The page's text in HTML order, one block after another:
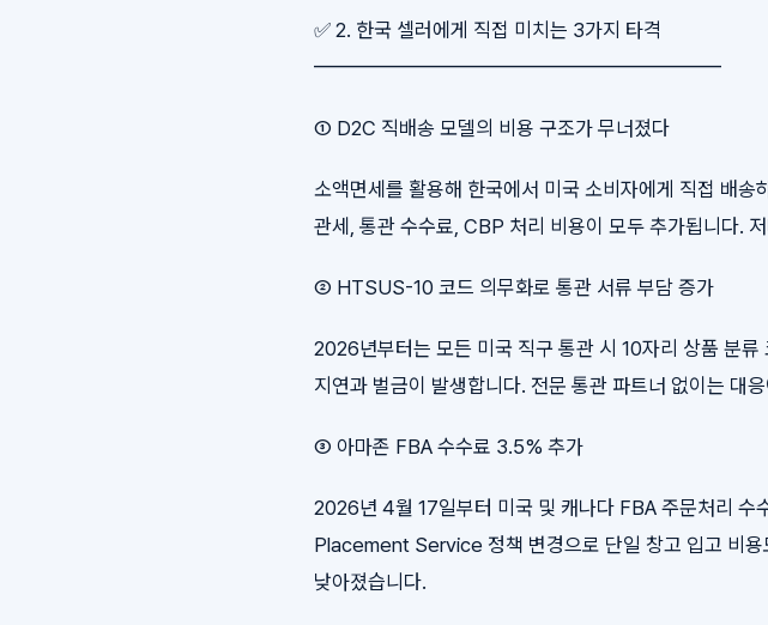
✅ 2. 한국 셀러에게 직접 미치는 3가지 타격
━━━━━━━━━━━━━━━━━━━━
① D2C 직배송 모델의 비용 구조가 무너졌다
소액면세를 활용해 한국에서 미국 소비자에게 직접 배송
관세, 통관 수수료, CBP 처리 비용이 모두 추가됩니다.
② HTSUS-10 코드 의무화로 통관 서류 부담 증가
2026년부터는 모든 미국 직구 통관 시 10자리 상품 분
지연과 벌금이 발생합니다. 전문 통관 파트너 없이는 대
③ 아마존 FBA 수수료 3.5% 추가
2026년 4월 17일부터 미국 및 캐나다 FBA 주문처리
Placement Service 정책 변경으로 단일 창고 입고 비용
낮아졌습니다.